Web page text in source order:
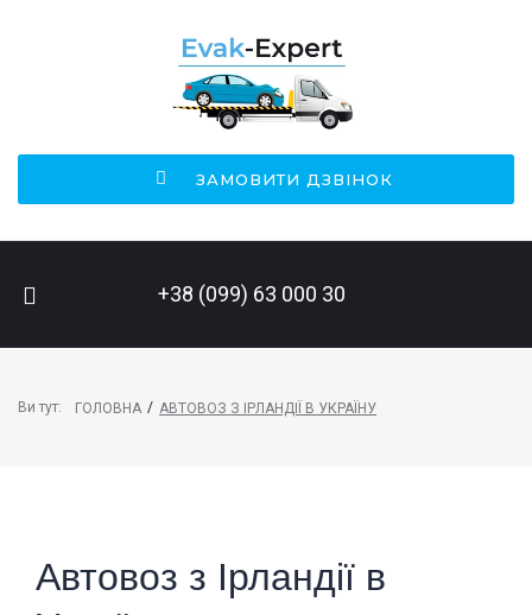
ЗАМОВИТИ ДЗВІНОК
+38 (099) 63 000 30
Ви тут: ГОЛОВНА / АВТОВОЗ З ІРЛАНДІЇ В УКРАЇНУ
Автовоз з Ірландії в
ПОШУК НА САЙТІ